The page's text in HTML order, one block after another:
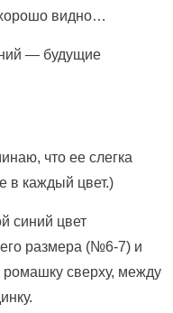
видно…
— будущие
что ее слегка
в каждый цвет.)
синий цвет
размера (№6-7) и
сверху, между